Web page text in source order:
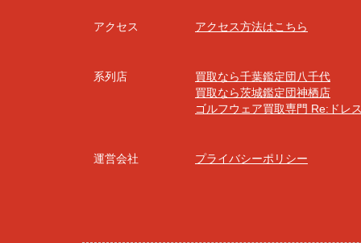
アクセス アクセス方法はこちら
系列店
買取なら千葉鑑定団八千代
買取なら茨城鑑定団神栖店
ゴルフウェア買取専門 Re:ドレ
運営会社 プライバシーポリシー